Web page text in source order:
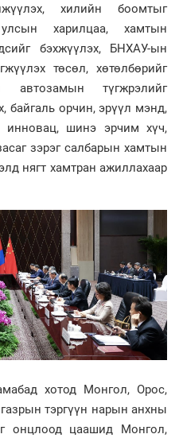
хилийн боомтыг
харилцаа, хамтын
бэхжүүлэх, БНХАУ-ын
төсөл, хөтөлбөрийг
автозамын түгжрэлийг
байгаль орчин, эрүүл мэнд,
инновац, шинэ эрчим хүч,
зэрэг салбарын хамтын
нягт хамтран ажиллахаар
хотод Монгол, Орос,
тэргүүн нарын анхны
онцлоод цаашид Монгол,